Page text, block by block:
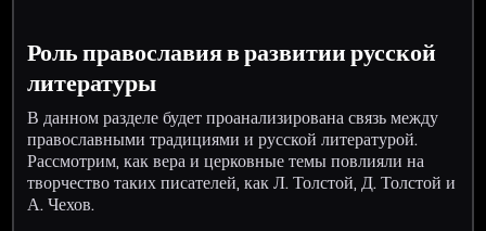
Роль православия в развитии русской
литературы
В данном разделе будет проанализирована связь между
православными традициями и русской литературой.
Рассмотрим, как вера и церковные темы повлияли на
творчество таких писателей, как Л. Толстой, Д. Толстой и
А. Чехов.